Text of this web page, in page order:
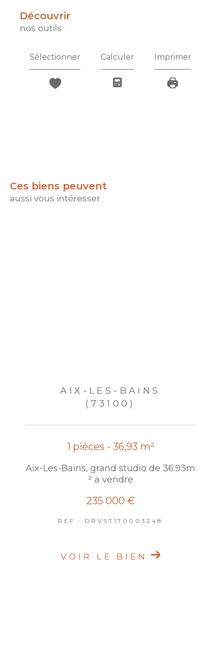
découvrir
nos outils
Sélectionner Calculer Imprimer
Ces biens peuvent
aussi vous intéresser
AIX-LES-BAINS
(73100)
1 pièces - 36,93 m²
Aix-Les-Bains, grand studio de 36.93m
² a vendre
235 000 €
REF : DRVST170003248
VOIR LE BIEN